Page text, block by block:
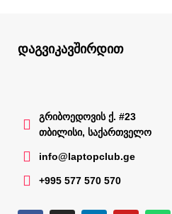
დაგვიკავშირდით
გრიბოედოვის ქ. #23
თბილისი, საქართველო
info@laptopclub.ge
+995 577 570 570